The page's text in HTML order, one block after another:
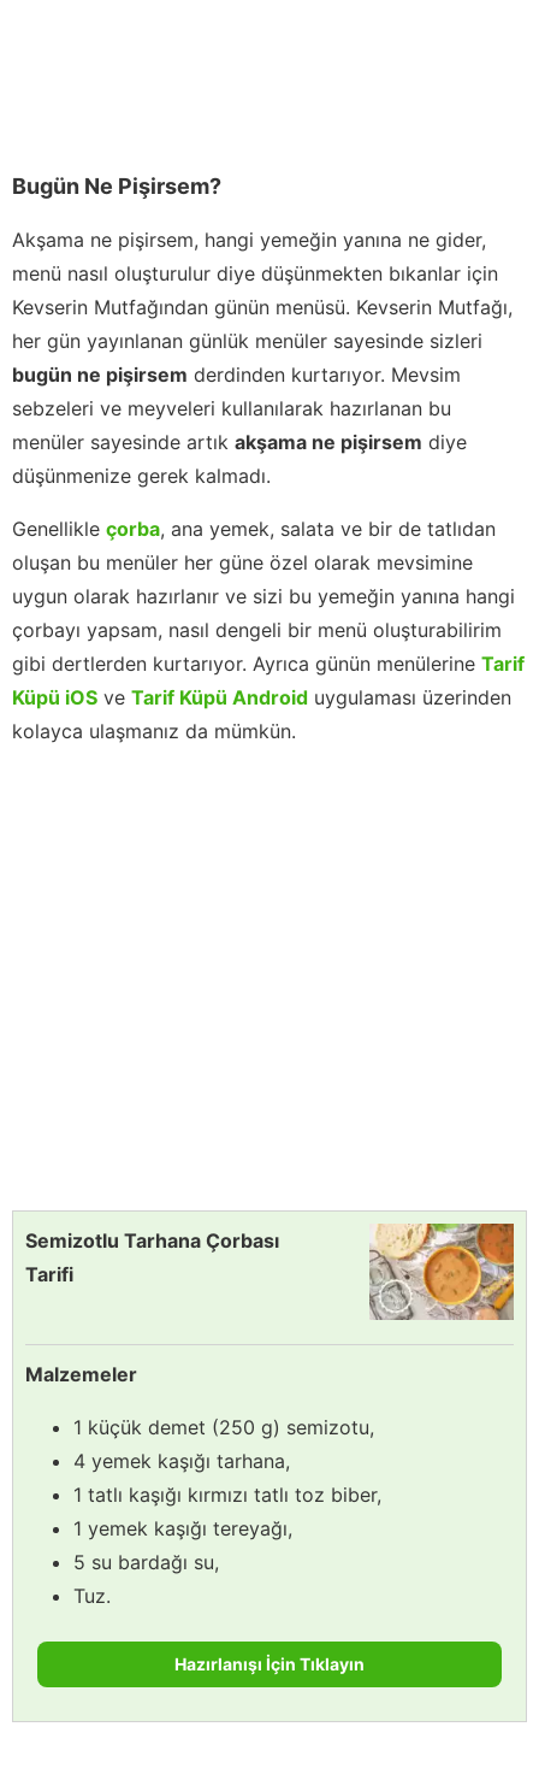
Bugün Ne Pişirsem?
Akşama ne pişirsem, hangi yemeğin yanına ne gider,
menü nasıl oluşturulur diye düşünmekten bıkanlar için
Kevserin Mutfağından günün menüsü. Kevserin Mutfağı,
her gün yayınlanan günlük menüler sayesinde sizleri
bugün ne pişirsem derdinden kurtarıyor. Mevsim
sebzeleri ve meyveleri kullanılarak hazırlanan bu
menüler sayesinde artık akşama ne pişirsem diye
düşünmenize gerek kalmadı.
Genellikle çorba, ana yemek, salata ve bir de tatlıdan
oluşan bu menüler her güne özel olarak mevsimine
uygun olarak hazırlanır ve sizi bu yemeğin yanına hangi
çorbayı yapsam, nasıl dengeli bir menü oluşturabilirim
gibi dertlerden kurtarıyor. Ayrıca günün menülerine Tarif
Küpü iOS ve Tarif Küpü Android uygulaması üzerinden
kolayca ulaşmanız da mümkün.
Semizotlu Tarhana Çorbası
Tarifi
Malzemeler
1 küçük demet (250 g) semizotu,
4 yemek kaşığı tarhana,
1 tatlı kaşığı kırmızı tatlı toz biber,
1 yemek kaşığı tereyağı,
5 su bardağı su,
Tuz.
Hazırlanışı İçin Tıklayın